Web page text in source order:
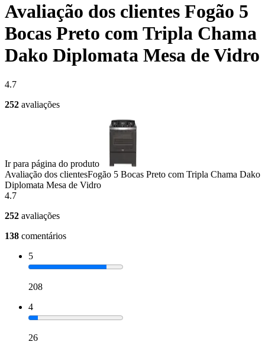
Avaliação dos clientes Fogão 5
Bocas Preto com Tripla Chama
Dako Diplomata Mesa de Vidro
4.7
252 avaliações
Ir para página do produto
Avaliação dos clientesFogão 5 Bocas Preto com Tripla Chama Dako
Diplomata Mesa de Vidro
4.7
252 avaliações
138 comentários
5
208
4
26